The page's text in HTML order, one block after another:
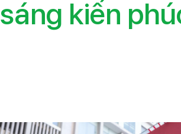
sáng kiến